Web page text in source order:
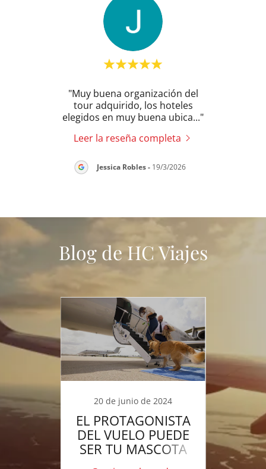
"Muy buena organización del
tour adquirido, los hoteles
elegidos en muy buena ubica..."
Leer la reseña completa
Jessica Robles- 19/3/2026
Blog de HC Viajes
20 de junio de 2024
EL PROTAGONISTA
DEL VUELO PUEDE
SER TU MASCOTA
DE